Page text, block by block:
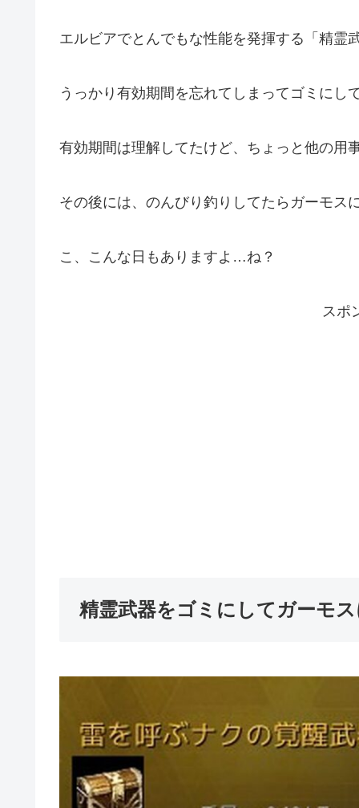
エルビアでとんでもな性能を発揮する「精霊
うっかり有効期間を忘れてしまってゴミにし
有効期間は理解してたけど、ちょっと他の用
その後には、のんびり釣りしてたらガーモス
こ、こんな日もありますよ…ね？
スポ
精霊武器をゴミにしてガーモ